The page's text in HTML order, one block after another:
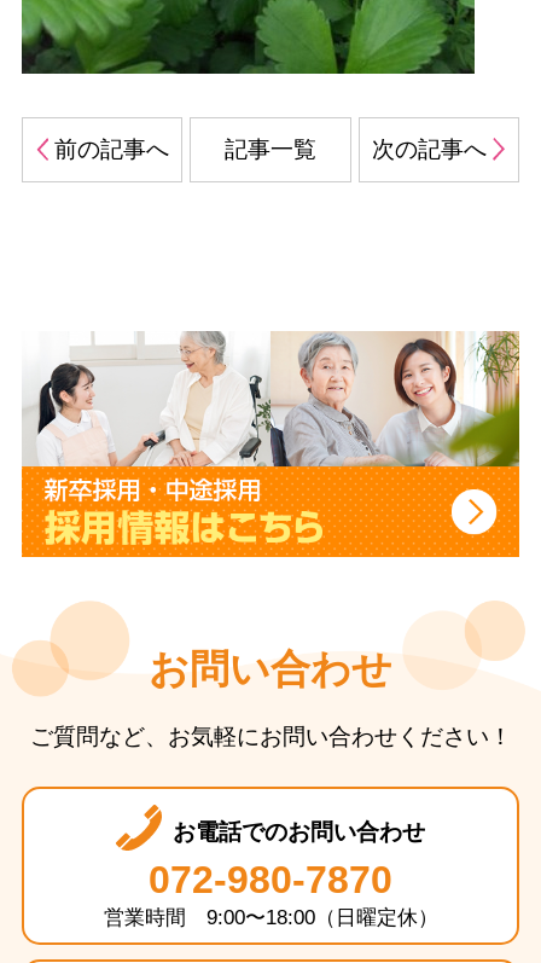
前の記事へ 次の記事へ
記事一覧
お問い合わせ
ご質問など、お気軽にお問い合わせください！
お電話でのお問い合わせ
072-980-7870
営業時間 9:00〜18:00（日曜定休）